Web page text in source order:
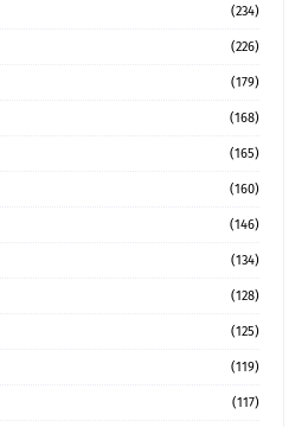
(234)
(226)
(179)
(168)
(165)
(160)
(146)
(134)
(128)
(125)
(119)
(117)